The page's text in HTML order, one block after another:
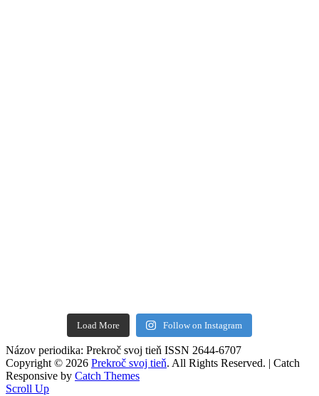
Load More Follow on Instagram
Názov periodika: Prekroč svoj tieň ISSN 2644-6707
Copyright © 2026 Prekroč svoj tieň. All Rights Reserved. | Catch
Responsive by Catch Themes
Scroll Up